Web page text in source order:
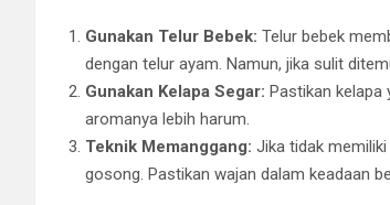
Gunakan Telur Bebek: Telur bebek
dengan telur ayam. Namun, jika sulit
Gunakan Kelapa Segar: Pastikan kelapa
aromanya lebih harum.
Teknik Memanggang: Jika tidak
gosong. Pastikan wajan dalam keadaan